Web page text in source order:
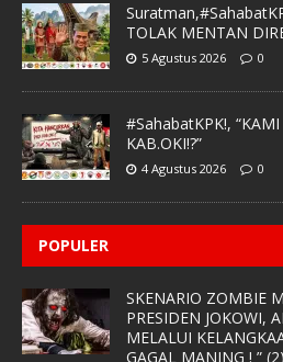
TOLAK MENTAN
5 Agustus 2026 0
#SahabatKPK!,
KAB.OKI!?”
4 Agustus 2026 0
POPULER
SKENARIO ZOMBIE
PRESIDEN JOKOWI,
MELALUI
GAGAL MANING ! ” (2)